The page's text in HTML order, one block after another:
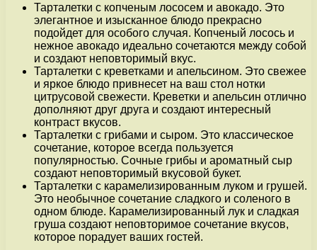
Тарталетки с копченым лососем и авокадо. Это
элегантное и изысканное блюдо прекрасно
подойдет для особого случая. Копченый лосось и
нежное авокадо идеально сочетаются между собой
и создают неповторимый вкус.
Тарталетки с креветками и апельсином. Это свежее
и яркое блюдо привнесет на ваш стол нотки
цитрусовой свежести. Креветки и апельсин отлично
дополняют друг друга и создают интересный
контраст вкусов.
Тарталетки с грибами и сыром. Это классическое
сочетание, которое всегда пользуется
популярностью. Сочные грибы и ароматный сыр
создают неповторимый вкусовой букет.
Тарталетки с карамелизированным луком и грушей.
Это необычное сочетание сладкого и соленого в
одном блюде. Карамелизированный лук и сладкая
груша создают неповторимое сочетание вкусов,
которое порадует ваших гостей.